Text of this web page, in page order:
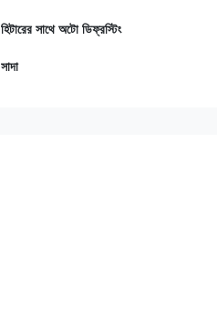
হিটারের সাথে অটো ডিফ্রস্টিং
সাদা